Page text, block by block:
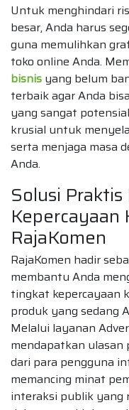
Untuk menghindari
besar, Anda harus
guna memulihkan
toko online Anda.
bisnis yang belum
terbaik agar Anda
yang sangat
krusial untuk
serta menjaga masa
Anda.
Solusi Praktis
Kepercayaan
RajaKomen
RajaKomen hadir
membantu Anda
tingkat kepercayaan
produk yang sedang
Melalui layanan
mendapatkan
dari para pengguna
memancing minat
interaksi publik yang